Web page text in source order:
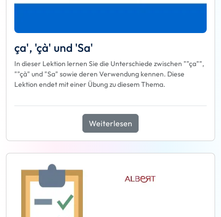
ça', 'çà' und 'Sa'
In dieser Lektion lernen Sie die Unterschiede zwischen ""ça"",
""çà" und "Sa" sowie deren Verwendung kennen. Diese
Lektion endet mit einer Übung zu diesem Thema.
Weiterlesen